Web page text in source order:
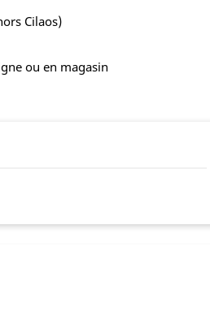
Cilaos)
ou en magasin